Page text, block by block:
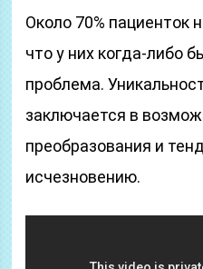
Около 70% пациенток
что у них когда-либо
проблема.
заключается в
преобразования и
исчезновению.